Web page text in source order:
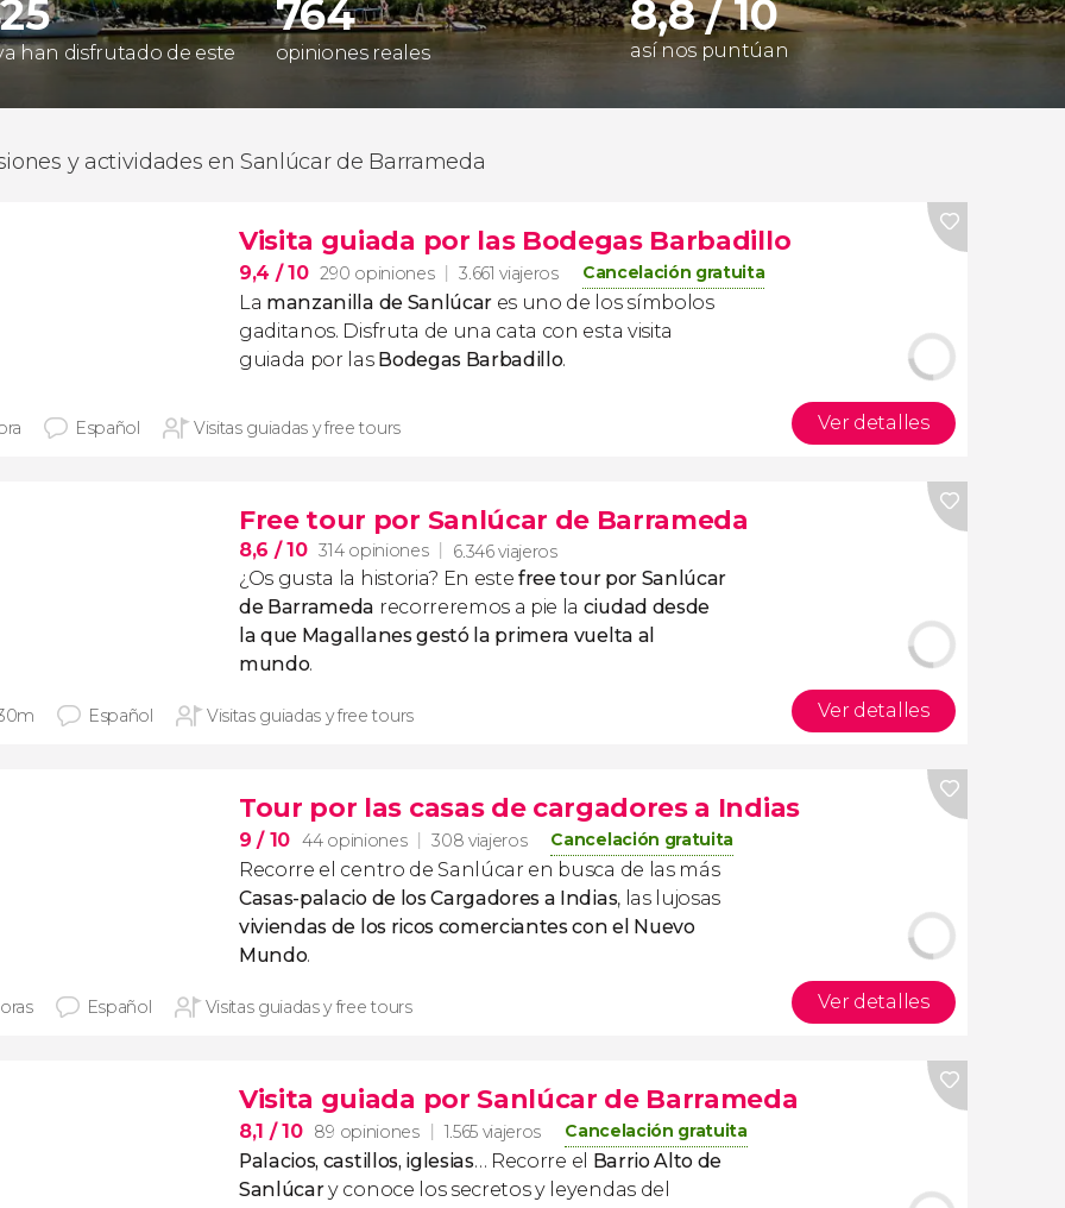
han disfrutado de este
764
opiniones reales
8,8 / 10
así nos puntúan
y actividades en Sanlúcar de Barrameda
Visita guiada por las Bodegas Barbadillo
9,4 / 10 290 opiniones 3.661 viajeros Cancelación gratuita
La manzanilla de Sanlúcar es uno de los símbolos
gaditanos. Disfruta de una cata con esta visita
guiada por las Bodegas Barbadillo.
Español Visitas guiadas y free tours Ver detalles
Free tour por Sanlúcar de Barrameda
8,6 / 10 314 opiniones 6.346 viajeros
¿Os gusta la historia? En estefree tour por Sanlúcar
de Barrameda recorreremos a pie la ciudad desde
la que Magallanes gestó la primera vuelta al
mundo.
Español Visitas guiadas y free tours Ver detalles
Tour por las casas de cargadores a Indias
9/ 10 44 opiniones 308 viajeros Cancelación gratuita
Recorre el centro de Sanlúcar en busca de las más
Casas-palacio de los Cargadores a Indias, las lujosas
viviendas de los ricos comerciantes con el Nuevo
Mundo.
Español Visitas guiadas y free tours Ver detalles
Visita guiada por Sanlúcar de Barrameda
8,1 / 10 89 opiniones 1.565 viajeros Cancelación gratuita
Palacios, castillos, iglesias… Recorre el Barrio Alto de
Sanlúcary conoce los secretos y leyendas del